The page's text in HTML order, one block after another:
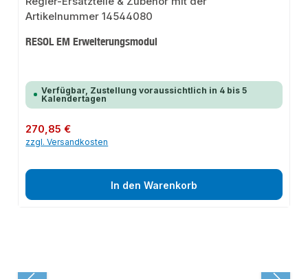
RESOL EM Erweiterungsmodul
Verfügbar, Zustellung voraussichtlich in 4 bis 5
Kalendertagen
Regulärer Preis:
270,85 €
zzgl. Versandkosten
In den Warenkorb